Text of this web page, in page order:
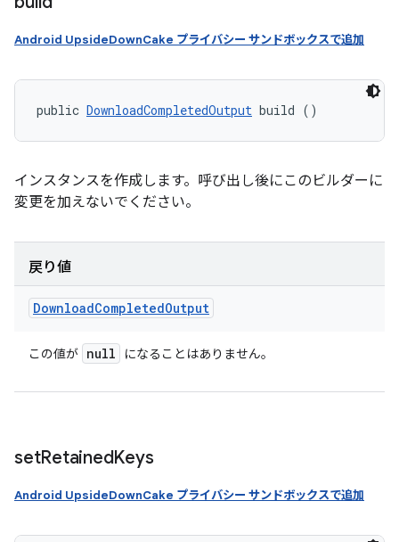
Android UpsideDownCake プライバシー サンドボックスで追加
public DownloadCompletedOutput build ()
インスタンスを作成します。呼び出し後にこのビルダーに
変更を加えないでください。
戻り値
DownloadCompletedOutput
この値が null になることはありません。
setRetainedKeys
Android UpsideDownCake プライバシー サンドボックスで追加